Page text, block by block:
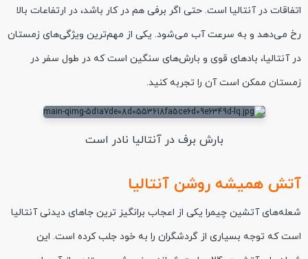
اتفاقات در آنتالیا است. حتی اگر برفی هم در کار باشد، در ارتفاعات بالا
رخ می‌دهد و به سرعت آب می‌شود. یکی از مهم‌ترین ویژگی‌های زمستان
در آنتالیا، بادهای قوی و بارش‌های سنگین است که در طول سفر در
زمستان ممکن است آن‌ را تجربه کنید.
بارش برف در آنتالیا نادر است
آتش همیشه روشن آنتالیا
شعله‌های آتشین چیمرا یکی از اعجاب برانگیز ترین جاهای دیدنی آنتالیا
است که توجه بسیاری از گردشگران را به خود جلب کرده است. این